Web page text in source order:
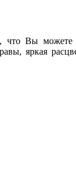
что Вы
яркая